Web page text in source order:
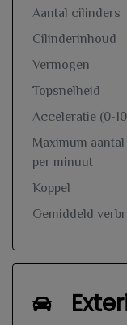
Aantal cilinders
Cilinderinhoud
Vermogen
Topsnelheid
Acceleratie (0-
Maximum
per minuut
Koppel
Gemiddeld